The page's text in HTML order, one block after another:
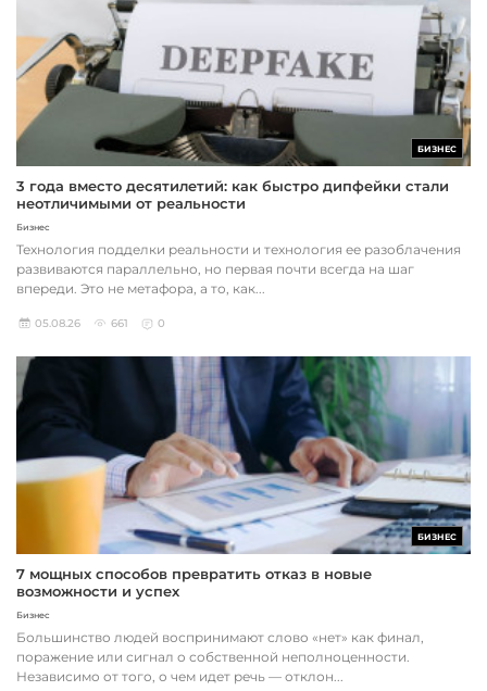
БИЗНЕС
3 года вместо десятилетий: как быстро дипфейки стали
неотличимыми от реальности
Бизнес
Технология подделки реальности и технология ее разоблачения
развиваются параллельно, но первая почти всегда на шаг
впереди. Это не метафора, а то, как...
05.08.26 661 0
БИЗНЕС
7 мощных способов превратить отказ в новые
возможности и успех
Бизнес
Большинство людей воспринимают слово «нет» как финал,
поражение или сигнал о собственной неполноценности.
Независимо от того, о чем идет речь — отклон...